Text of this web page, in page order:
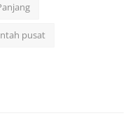
pusat